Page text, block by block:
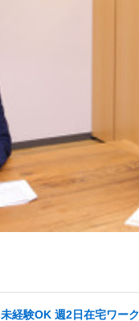
経験OK 週2日在宅ワーク